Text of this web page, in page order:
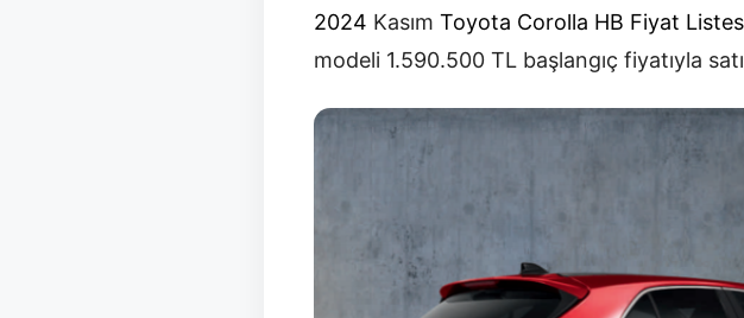
2024 Kasım Toyota Corolla HB Fiyat
modeli 1.590.500 TL başlangıç fiyatıyla